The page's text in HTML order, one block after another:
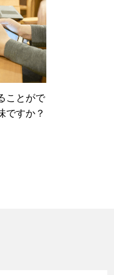
ことがで
ですか？